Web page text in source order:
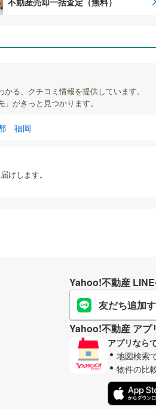
る、クチコミ情報を提供しています。
がきっと見つかります。
福岡
けします。
Yahoo!不動産
友だち追加
Yahoo!不動産 アプ
アプリなら
地図検索
物件の比